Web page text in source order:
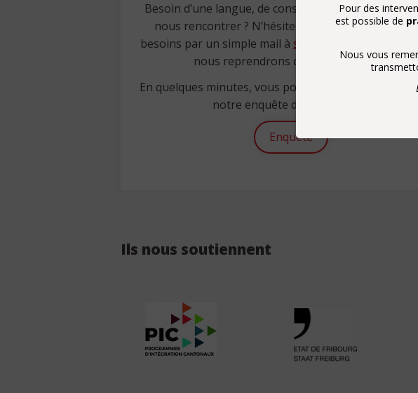
Pour des
est possible de
Nous vous
Besoin d’une langue, de conseils, d’une in-
nous rencontrer ? N’hésitez pas à nous signaler
besoins par un simple mail à
nous reprendrons contact avec vous.
En quelques minutes, vous pouvez également
notre enquête de satisfaction.
Enquête
Ils nous soutiennent